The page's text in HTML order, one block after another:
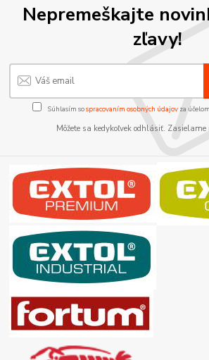
Nepremeškajte
zľavy!
Súhlasím sospracovaním osobných údajov za
Môžete sa kedykoľvek odhlásiť.